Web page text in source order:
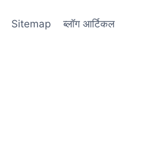
Sitemap ब्लॉग आर्टिकल